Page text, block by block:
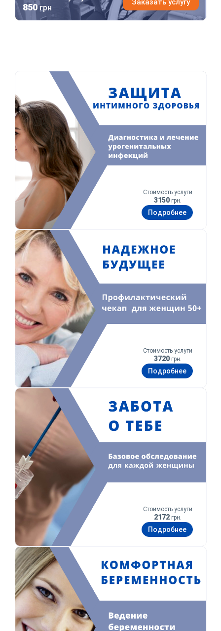
850грн
Заказать услугу
Защита интимного здоровья
Стоимость услуги
3150 грн.
Подробнее
Уверенное будущее
Стоимость услуги
3720 грн.
Подробнее
Забота о тебе
Стоимость услуги
2172 грн.
Подробнее
Комфортная беременность